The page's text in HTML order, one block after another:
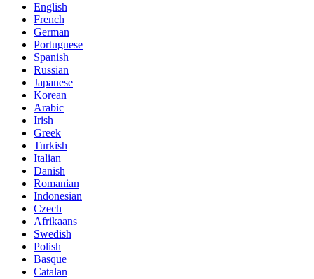
English
French
German
Portuguese
Spanish
Russian
Japanese
Korean
Arabic
Irish
Greek
Turkish
Italian
Danish
Romanian
Indonesian
Czech
Afrikaans
Swedish
Polish
Basque
Catalan